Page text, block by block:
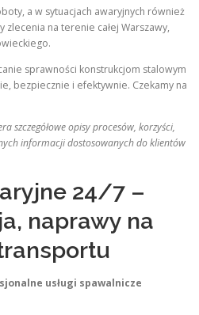
a w sytuacjach awaryjnych również
na terenie całej Warszawy,
sprawności konstrukcjom stalowym
bezpiecznie i efektywnie. Czekamy na
szczegółowe opisy procesów, korzyści,
informacji dostosowanych do klientów
24/7 –
naprawy na
usługi spawalnicze